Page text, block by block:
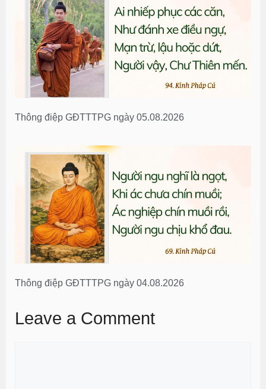
Thông điệp GĐTTTPG ngày 05.08.2026
Thông điệp GĐTTTPG ngày 04.08.2026
Leave a Comment